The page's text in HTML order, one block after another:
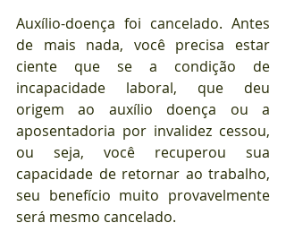
Auxílio-doença foi cancelado. Antes
de mais nada, você precisa estar
ciente que se a condição de
incapacidade laboral, que deu
origem ao auxílio doença ou a
aposentadoria por invalidez cessou,
ou seja, você recuperou sua
capacidade de retornar ao trabalho,
seu benefício muito provavelmente
será mesmo cancelado.